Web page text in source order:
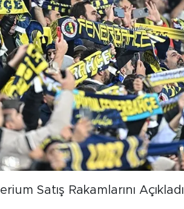
Satış Rakamlarını Açıkladı